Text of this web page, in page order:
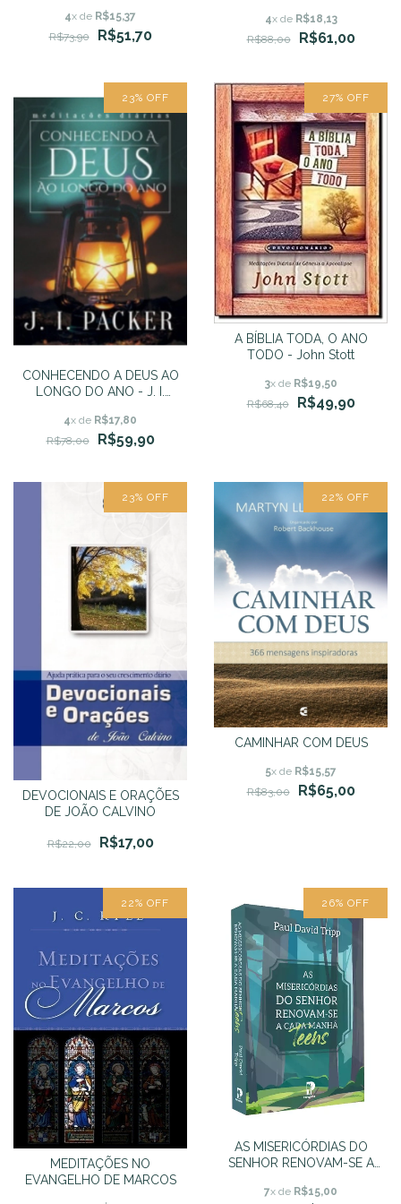
PARA CASAIS
4x de R$15,37
R$73,90
R$51,70
4x de R$18,13
R$88,00
R$61,00
23% OFF
CONHECENDO A DEUS AO
LONGO DO ANO - J. I.
4x de R$17,80
R$78,00
R$59,90
27% OFF
A BÍBLIA TODA, O ANO
TODO - John Stott
3x de R$19,50
R$68,40
R$49,90
23% OFF
DEVOCIONAIS E ORAÇÕES
DE JOÃO CALVINO
R$22,00 R$17,00
22% OFF
CAMINHAR COM DEUS
5x de R$15,57
R$83,00
R$65,00
22% OFF
MEDITAÇÕES NO
EVANGELHO DE MARCOS
26% OFF
AS MISERICÓRDIAS DO
SENHOR RENOVAM-SE A
Paul David Tripp
7x de R$15,00